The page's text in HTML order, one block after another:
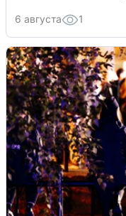
6 августа 1